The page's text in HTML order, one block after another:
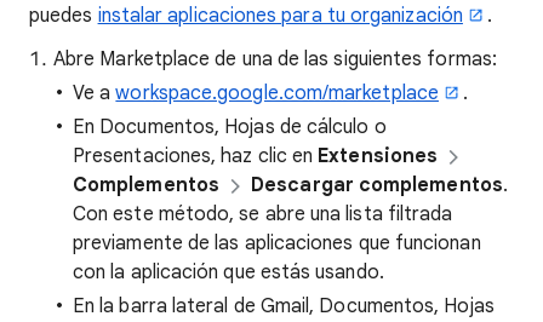
puedes instalar aplicaciones para tu organización
.
Abre Marketplace de una de las siguientes formas:
Ve aworkspace.google.com/marketplace
.
En Documentos, Hojas de cálculo o
Presentaciones, haz clic en Extensiones
Complementos
Descargar complementos.
Con este método, se abre una lista filtrada
previamente de las aplicaciones que funcionan
con la aplicación que estás usando.
En la barra lateral de Gmail, Documentos, Hojas